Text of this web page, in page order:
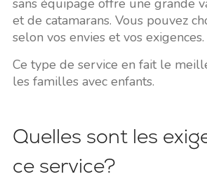
et de catamarans. Vous pouvez
selon vos envies et vos exigences.
Ce type de service en fait le
les familles avec enfants.
Quelles sont les
ce service?